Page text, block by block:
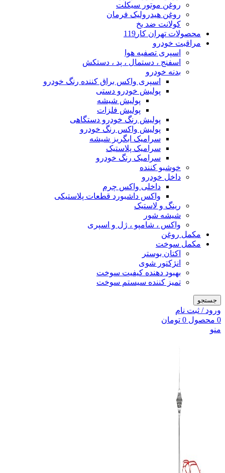
روغن موتور سیکلت
روغن هیدرولیک فرمان
کولانت ضد یخ
محصولات تهران کار119
مراقبت خودرو
اسپری تصفیه هوا
اسفنج ، دستمال ، پد ، دستکش
بدنه خودرو
اسپری واکس براق کننده رنگ خودرو
پولیش خودرو دستی
پولیش شیشه
پولیش فلزات
پولیش رنگ خودرو دستگاهی
پولیش واکس رنگ خودرو
سرامیک ابگریز شیشه
سرامیک پلاستیک
سرامیک رنگ خودرو
خوشبو کننده
داخل خودرو
داخلی واکس چرم
واکس داشبورد قطعات پلاستیکی
رینگ و لاستیک
شیشه شور
واکس ، شامپو ، ژل و اسپری
مکمل روغن
مکمل سوخت
اکتان بوستر
انژکتور شوی
بهبود دهنده کیفیت سوخت
تمیز کننده سیستم سوخت
جستجو
ورود / ثبت نام
0 محصول 0 تومان
منو